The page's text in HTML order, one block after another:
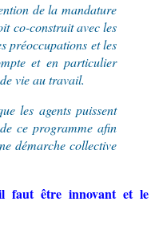
de la mandature
co-construit avec les
préoccupations et les
et en particulier
vie au travail.
les agents puissent
ce programme afin
démarche collective
faut être innovant et le